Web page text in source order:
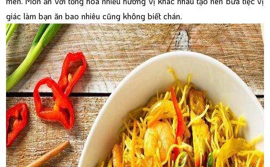
giác làm bạn ăn bao nhiêu cũng không biết chán.